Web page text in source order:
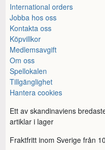
International orders
Jobba hos oss
Kontakta oss
Köpvillkor
Medlemsavgift
Om oss
Spellokalen
Tillgänglighet
Hantera cookies
Ett av skandinaviens
artiklar i lager
Fraktfritt inom Sverige från